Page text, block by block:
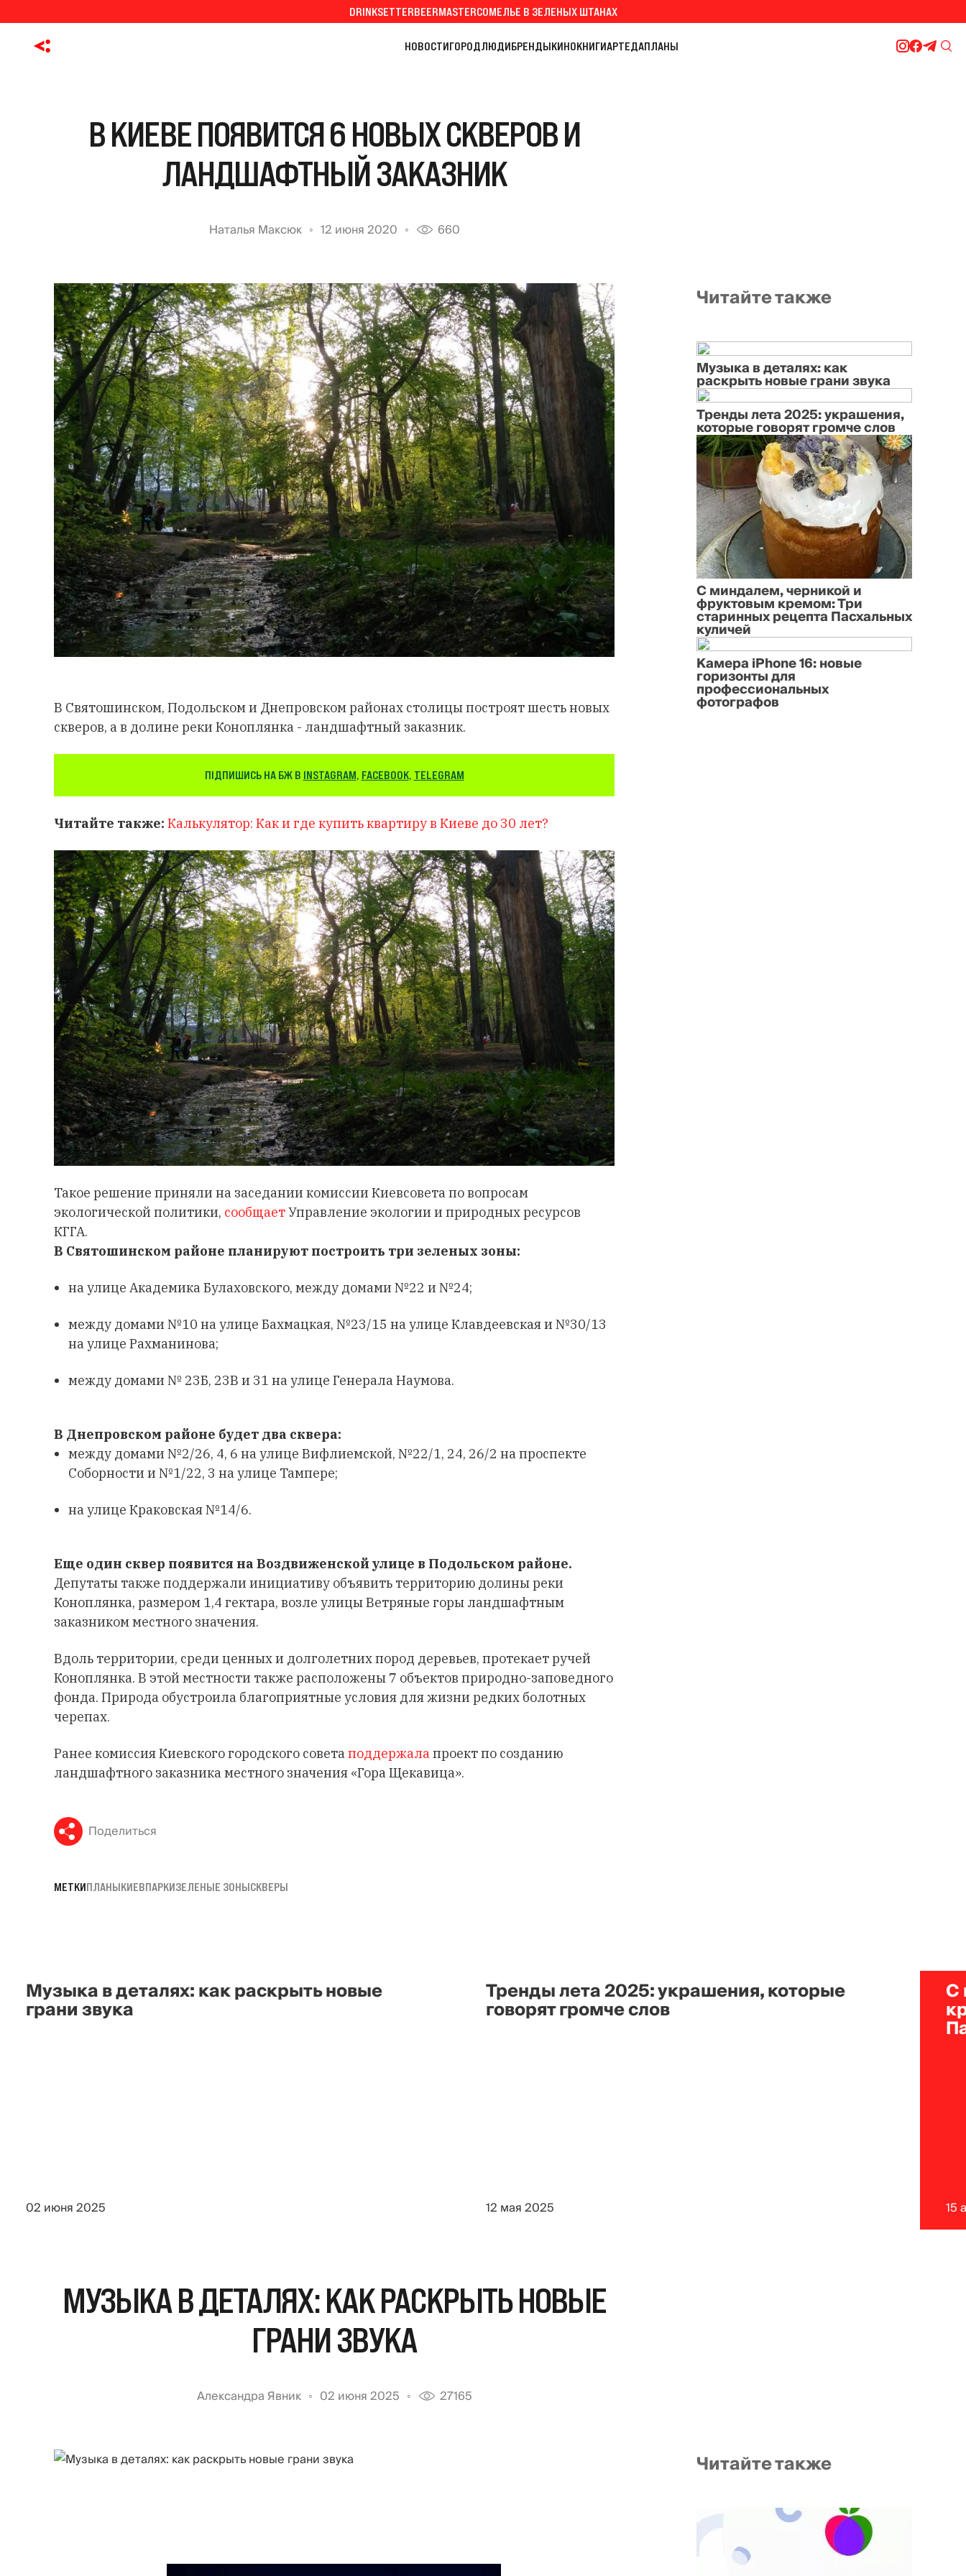
DRINKSETTERBEERMASTERСОМЕЛЬЕ В ЗЕЛЕНЫХ ШТАНАХ
НОВОСТИГОРОДЛЮДИБРЕНДЫКИНОКНИГИАРТЕДАПЛАНЫ
В КИЕВЕ ПОЯВИТСЯ 6 НОВЫХ СКВЕРОВ И
ЛАНДШАФТНЫЙ ЗАКАЗНИК
Наталья Максюк 12 июня 2020 660
В Святошинском, Подольском и Днепровском районах столицы построят шесть новых
скверов, а в долине реки Коноплянка - ландшафтный заказник.
ПІДПИШИСЬ НА БЖ В INSTAGRAM, FACEBOOK, TELEGRAM
Читайте также: Калькулятор: Как и где купить квартиру в Киеве до 30 лет?
Такое решение приняли на заседании комиссии Киевсовета по вопросам
экологической политики, сообщаетУправление экологии и природных ресурсов
КГГА.
В Святошинском районе планируют построить три зеленых зоны:
на улице Академика Булаховского, между домами №22 и №24;
между домами №10 на улице Бахмацкая, №23/15 на улице Клавдеевская и №30/13
на улице Рахманинова;
между домами № 23Б, 23В и 31 на улице Генерала Наумова.
В Днепровском районе будет два сквера:
между домами №2/26, 4, 6 на улице Вифлиемской, №22/1, 24, 26/2 на проспекте
Соборности и №1/22, 3 на улице Тампере;
на улице Краковская №14/6.
Еще один сквер появится на Воздвиженской улице в Подольском районе.
Депутаты также поддержали инициативу объявить территорию долины реки
Коноплянка, размером 1,4 гектара, возле улицы Ветряные горы ландшафтным
заказником местного значения.
Вдоль территории, среди ценных и долголетних пород деревьев, протекает ручей
Коноплянка. В этой местности также расположены 7 объектов природно-заповедного
фонда. Природа обустроила благоприятные условия для жизни редких болотных
черепах.
Ранее комиссия Киевского городского советаподдержалапроект по созданию
ландшафтного заказника местного значения «Гора Щекавица».
Поделиться
МЕТКИПЛАНЫКИЕВПАРКИЗЕЛЕНЫЕ ЗОНЫСКВЕРЫ
Читайте также
Музыка в деталях: как
раскрыть новые грани звука
Тренды лета 2025: украшения,
которые говорят громче слов
С миндалем, черникой и
фруктовым кремом: Три
старинных рецепта Пасхальных
куличей
Камера iPhone 16: новые
горизонты для
профессиональных
фотографов
Музыка в деталях: как раскрыть новые
грани звука
02 июня 2025
Тренды лета 2025: украшения, которые
говорят громче слов
12 мая 2025
С
15
МУЗЫКА В ДЕТАЛЯХ: КАК РАСКРЫТЬ НОВЫЕ
ГРАНИ ЗВУКА
Александра Явник 02 июня 2025 27165
Читайте также